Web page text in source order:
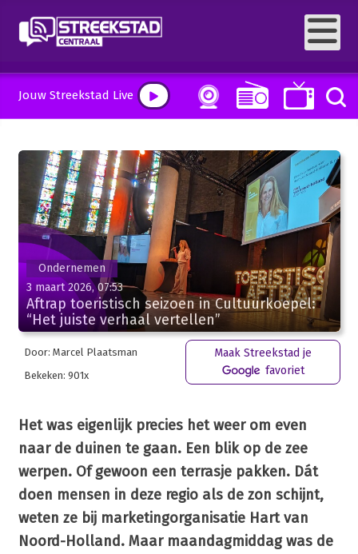
Jouw Streekstad Live
Ondernemen
3 maart 2026, 07:53
Aftrap toeristisch seizoen in Cultuurkoepel:
“Het juiste verhaal vertellen”
Door: Marcel Plaatsman
Bekeken: 901x
Maak Streekstad je
favoriet
Het was eigenlijk precies het weer om even
naar de duinen te gaan. Een blik op de zee
werpen. Of gewoon een terrasje pakken. Dát
doen mensen in deze regio als de zon schijnt,
weten ze bij marketingorganisatie Hart van
Noord-Holland. Maar maandagmiddag was de